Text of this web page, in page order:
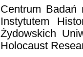
Centrum Badań
Instytutem
Żydowskich
Holocaust